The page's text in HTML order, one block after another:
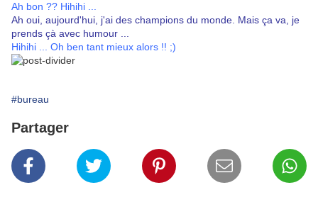
Ah bon ?? Hihihi ...
Ah oui, aujourd'hui, j'ai des champions du monde. Mais ça va, je
prends çà avec humour ...
Hihihi ... Oh ben tant mieux alors !! ;)
#bureau
Partager